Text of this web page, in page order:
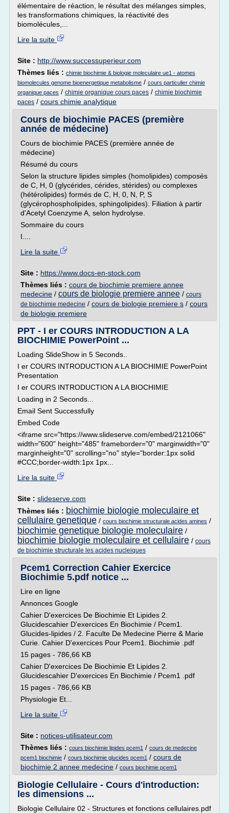
élémentaire de réaction, le résultat des mélanges simples,
les transformations chimiques, la réactivité des
biomolécules,...
Lire la suite
Site : http://www.successuperieur.com
Thèmes liés : chimie biochimie & biologie moleculaire ue1 - atomes
biomolecules genome bioenergetique metabolisme / cours particulier chimie
organique paces / chimie organique cours paces / chimie biochimie
paces / cours chimie analytique
Cours de biochimie PACES (première
année de médecine)
Cours de biochimie PACES (première année de
médecine)
Résumé du cours
Selon la structure lipides simples (homolipides) composés
de C, H, 0 (glycérides, cérides, stérides) ou complexes
(hétérolipides) formés de C, H, 0, N, P, S
(glycérophospholipides, sphingolipides). Filiation à partir
d'Acetyl Coenzyme A, selon hydrolyse.
Sommaire du cours
I....
Lire la suite
Site : https://www.docs-en-stock.com
Thèmes liés : cours de biochimie premiere annee
medecine / cours de biologie premiere annee / cours
de biochimie medecine / cours de biologie premiere s / cours
de biologie premiere
PPT - I er COURS INTRODUCTION A LA
BIOCHIMIE PowerPoint ...
Loading SlideShow in 5 Seconds..
I er COURS INTRODUCTION A LA BIOCHIMIE PowerPoint
Presentation
I er COURS INTRODUCTION A LA BIOCHIMIE
Loading in 2 Seconds...
Email Sent Successfully
Embed Code
<iframe src="https://www.slideserve.com/embed/2121066"
width="600" height="485" frameborder="0" marginwidth="0"
marginheight="0" scrolling="no" style="border:1px solid
#CCC;border-width:1px 1px...
Lire la suite
Site : slideserve.com
Thèmes liés : biochimie biologie moleculaire et
cellulaire genetique / cours biochimie structurale acides amines /
biochimie genetique biologie moleculaire /
biochimie biologie moleculaire et cellulaire / cours
de biochimie structurale les acides nucleiques
Pcem1 Correction Cahier Exercice
Biochimie 5.pdf notice ...
Lire en ligne
Annonces Google
Cahier D'exercices De Biochimie Et Lipides 2.
Glucidescahier D'exercices En Biochimie / Pcem1.
Glucides-lipides / 2. Faculte De Medecine Pierre & Marie
Curie. Cahier D'exercices Pour Pcem1. Biochimie .pdf
15 pages - 786,66 KB
Cahier D'exercices De Biochimie Et Lipides 2.
Glucidescahier D'exercices En Biochimie / Pcem1 .pdf
15 pages - 786,66 KB
Physiologie Et...
Lire la suite
Site : notices-utilisateur.com
Thèmes liés : cours biochimie lipides pcem1 / cours de medecine
pcem1 biochimie / cours biochimie glucides pcem1 / cours de
biochimie 2 annee medecine / cours biochimie pcem1
Biologie Cellulaire - Cours d'introduction:
les dimensions ...
Biologie Cellulaire 02 - Structures et fonctions cellulaires.pdf